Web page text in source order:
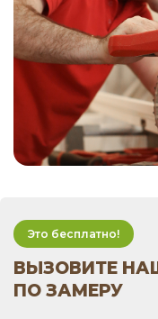
Это бесплатно!
ВЫЗОВИТЕ
ПО ЗАМЕРУ